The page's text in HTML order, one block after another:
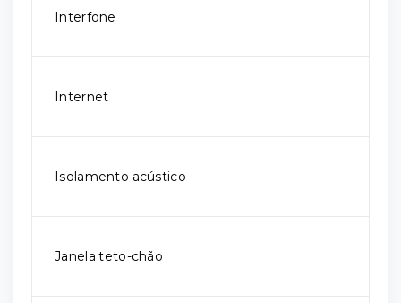
Interfone
Internet
Isolamento acústico
Janela teto-chão